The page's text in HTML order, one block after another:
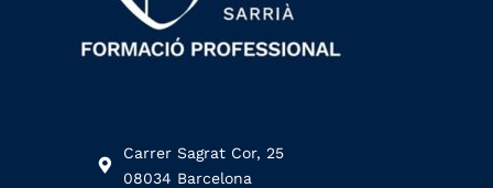
Carrer Sagrat Cor, 25
08034 Barcelona